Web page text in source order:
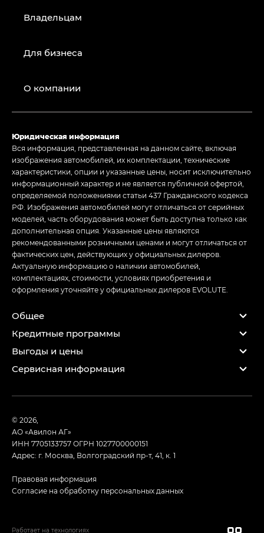
Владельцам
Для бизнеса
О компании
Юридическая информация
Вся информация, представленная на данном сайте, включая
изображения автомобилей, их комплектации, технические
характеристики, опции и указанные цены, носит исключительно
информационный характер и не является публичной офертой,
определяемой положениями статьи 437 Гражданского кодекса
РФ. Изображения автомобилей могут отличаться от серийных
моделей, часть оборудования может быть доступна только как
дополнительная опция. Указанные цены являются
рекомендованными розничными ценами и могут отличаться от
фактических цен, действующих у официальных дилеров.
Актуальную информацию о наличии автомобилей,
комплектациях, стоимости, условиях приобретения и
оформления уточняйте у официальных дилеров EVOLUTE.
Общее
Кредитные программы
Выгоды и цены
Сервисная информация
© 2026,
АО «Авилон АГ»
ИНН 7705133757ОГРН 1027700000151
Адрес: г. Москва, Волгоградский пр-т, 41, к. 1
Правовая информация
Согласие на обработку персональных данных
Работает на технологиях